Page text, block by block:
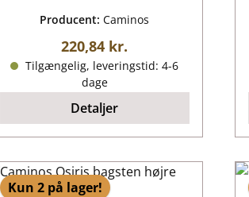
Producent:Caminos
Almindelig pris:
220,84 kr.
Tilgængelig, leveringstid: 4-6
dage
Detaljer
Kun 2 på lager!